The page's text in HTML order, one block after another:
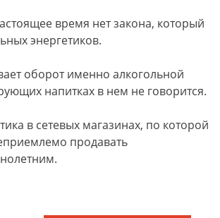
время нет закона, который
энергетиков.
оборот именно алкогольной
напитках в нем не говорится.
в сетевых магазинах, по которой
продавать